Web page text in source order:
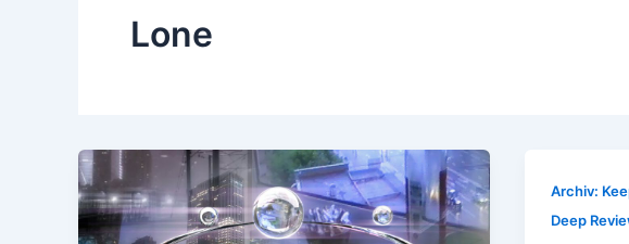
Lone
Archiv:
Deep